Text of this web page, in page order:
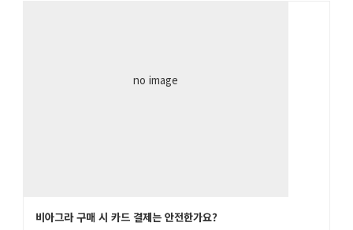
no image
비아그라 구매 시 카드 결제는 안전한가요?